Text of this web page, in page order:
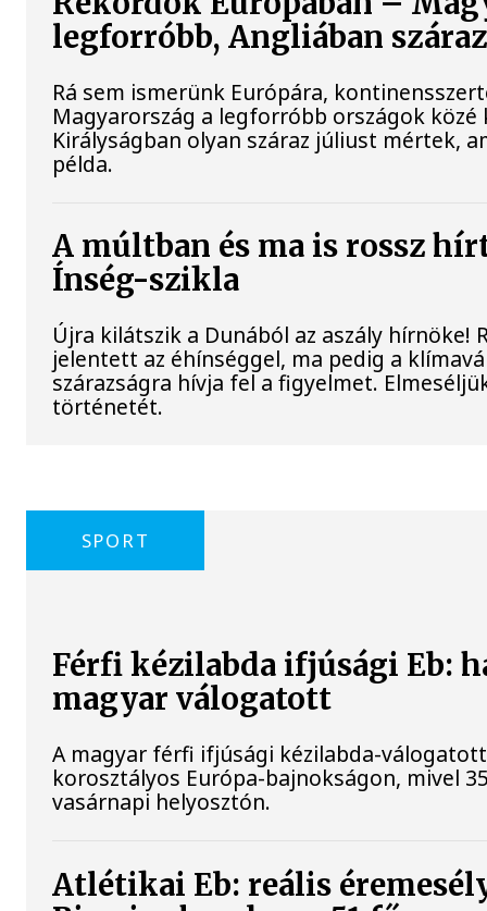
legforróbb, Angliában
Rá sem ismerünk Európára,
Magyarország a legforróbb országok
Királyságban olyan száraz júliust mértek,
példa.
A múltban és ma is rossz
Ínség-szikla
Újra kilátszik a Dunából az aszály hírnöke!
jelentett az éhínséggel, ma pedig a
szárazságra hívja fel a figyelmet.
történetét.
SPORT
Férfi kézilabda ifjúsági Eb:
magyar válogatott
A magyar férfi ifjúsági kézilabda-
korosztályos Európa-bajnokságon, mivel
vasárnapi helyosztón.
Atlétikai Eb: reális